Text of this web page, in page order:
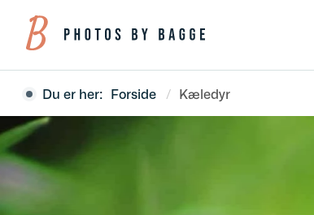
Du er her: Forside Kæledyr